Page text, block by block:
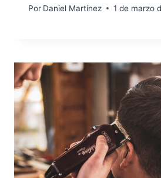
Por Daniel Martínez 1 de marzo